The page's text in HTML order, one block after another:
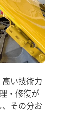
い技術力
・修復が
その分お